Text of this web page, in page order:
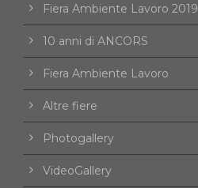
Fiera Ambiente Lavoro 2019
10 anni di ANCORS
Fiera Ambiente Lavoro
Altre fiere
Photogallery
VideoGallery